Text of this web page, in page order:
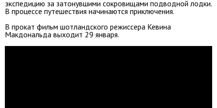
экспедицию за затонувшими сокровищами подводной лодки.
В процессе путешествия начинаются приключения.
В прокат фильм шотландского режиссера Кевина
Макдональда выходит 29 января.